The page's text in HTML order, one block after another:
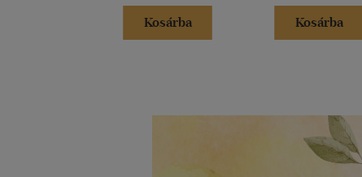
Kosárba
Kosárba